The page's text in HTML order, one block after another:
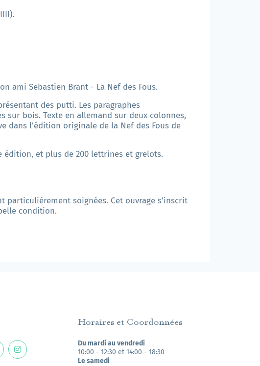
ami Sebastien Brant - La Nef des Fous.
des putti. Les paragraphes
sur bois. Texte en allemand sur deux colonnes,
dans l'édition originale de la Nef des Fous de
édition, et plus de 200 lettrines et grelots.
particulièrement soignées. Cet ouvrage s'inscrit
condition.
Horaires et Coordonnées
Du mardi au vendredi
10:00 - 12:30 et 14:00 - 18:30
Le samedi